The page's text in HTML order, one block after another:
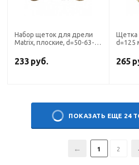
Набор щеток для дрели
Matrix, плоские, d=50-63-
предмета
233 руб.
Щетка
d=125
265
ПОКАЗАТЬ ЕЩЕ 24
1 2